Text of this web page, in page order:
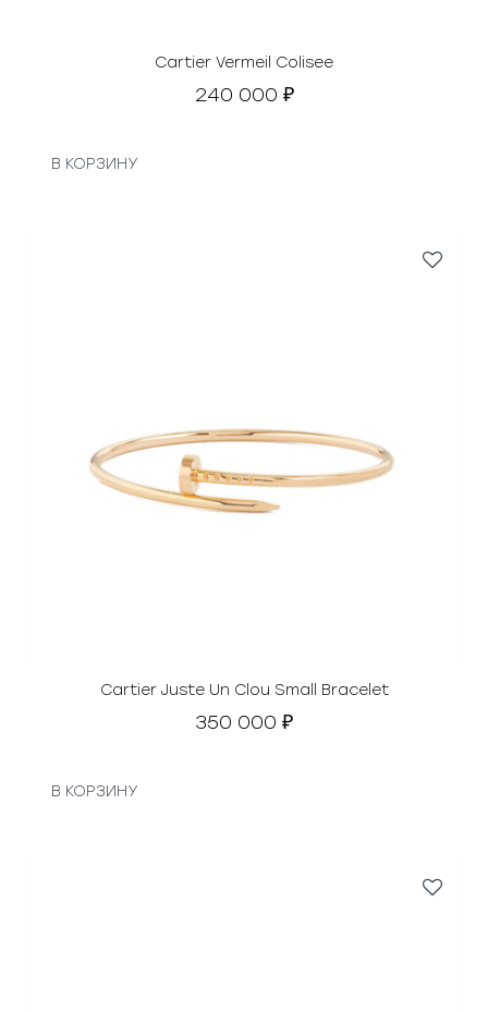
Cartier Vermeil Colisee
240 000 ₽
В КОРЗИНУ
Cartier Juste Un Clou Small Bracelet
350 000 ₽
В КОРЗИНУ